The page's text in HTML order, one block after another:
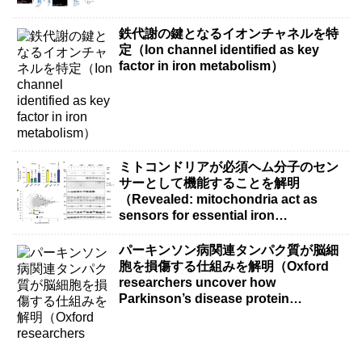
鉄代謝の鍵となるイオンチャネルを特
定（Ion channel identified as key
factor in iron metabolism）
ミトコンドリアが必須ヘム分子のセン
サーとして機能することを解明
（Revealed: mitochondria act as
sensors for essential iron
パーキンソン病関連タンパク質が脳細
胞を損傷する仕組みを解明（Oxford
researchers uncover how
Parkinson’s disease protein